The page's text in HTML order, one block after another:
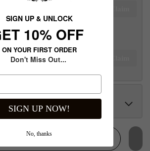
SIGN UP & UNLOCK
10% OFF
ON YOUR FIRST ORDER
Don't Miss Out...
SIGN UP NOW!
No, thanks
Jind Kaur Tote Bag
Tote Bag
away to unlock!
away to unlock! Claim
Gifts With Your Order
ADD TO CART